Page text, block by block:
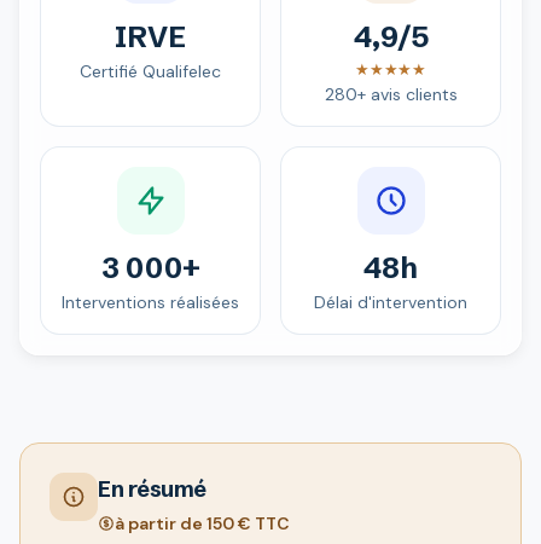
IRVE
Certifié Qualifelec
4,9/5
★★★★★
280+ avis clients
3 000+
Interventions réalisées
48h
Délai d'intervention
En résumé
à partir de 150 € TTC